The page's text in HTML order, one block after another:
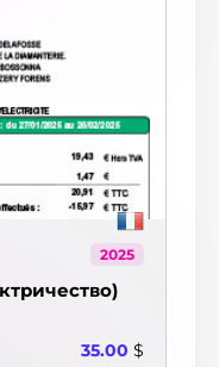
2025
35.00 $